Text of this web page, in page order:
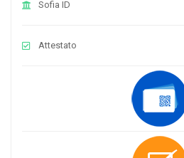
Sofia ID
Attestato